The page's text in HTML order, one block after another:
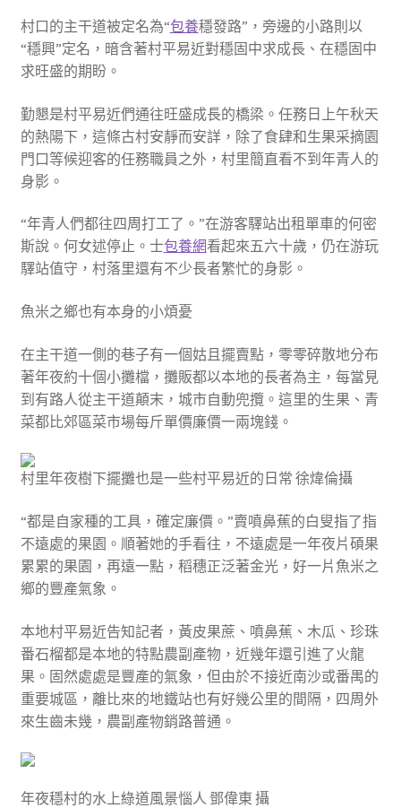
村口的主干道被定名為“包養穩發路”，旁邊的小路則以
“穩興”定名，暗含著村平易近對穩固中求成長、在穩固中
求旺盛的期盼。
勤懇是村平易近們通往旺盛成長的橋梁。任務日上午秋天
的熱陽下，這條古村安靜而安詳，除了食肆和生果采摘園
門口等候迎客的任務職員之外，村里簡直看不到年青人的
身影。
“年青人們都往四周打工了。”在游客驛站出租單車的何密
斯說。何女述停止。士包養網看起來五六十歲，仍在游玩
驛站值守，村落里還有不少長者繁忙的身影。
魚米之鄉也有本身的小煩憂
在主干道一側的巷子有一個姑且擺賣點，零零碎散地分布
著年夜約十個小攤檔，攤販都以本地的長者為主，每當見
到有路人從主干道顛末，城市自動兜攬。這里的生果、青
菜都比郊區菜市場每斤單價廉價一兩塊錢。
村里年夜樹下擺攤也是一些村平易近的日常 徐煒倫攝
“都是自家種的工具，確定廉價。”賣噴鼻蕉的白叟指了指
不遠處的果園。順著她的手看往，不遠處是一年夜片碩果
累累的果園，再遠一點，稻穗正泛著金光，好一片魚米之
鄉的豐產氣象。
本地村平易近告知記者，黃皮果蔗、噴鼻蕉、木瓜、珍珠
番石榴都是本地的特點農副產物，近幾年還引進了火龍
果。固然處處是豐產的氣象，但由於不接近南沙或番禺的
重要城區，離比來的地鐵站也有好幾公里的間隔，四周外
來生齒未幾，農副產物銷路普通。
年夜穩村的水上綠道風景惱人 鄧偉東 攝